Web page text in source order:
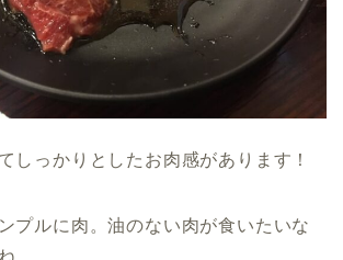
しっかりとしたお肉感があります！
プルに肉。油のない肉が食いたいな